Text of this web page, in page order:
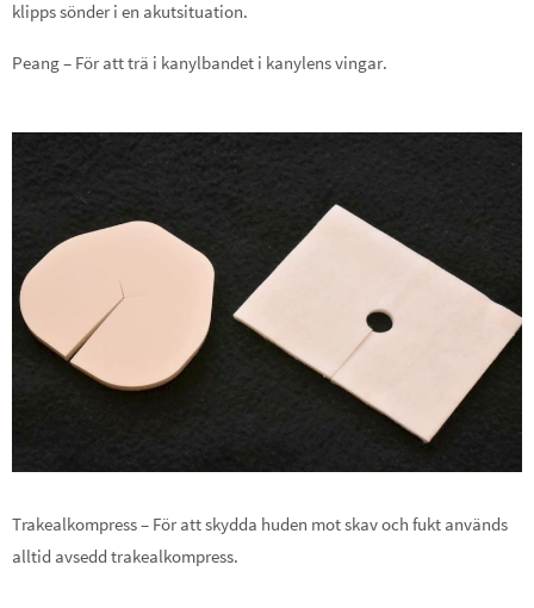
klipps sönder i en akutsituation.
Peang – För att trä i kanylbandet i kanylens vingar.
Trakealkompress – För att skydda huden mot skav och fukt används
alltid avsedd trakealkompress.